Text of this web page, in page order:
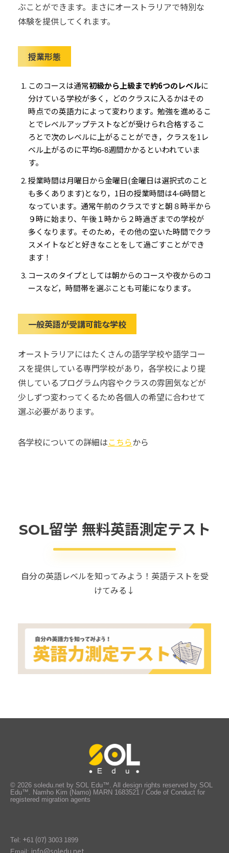
ぶことができます。まさにオーストラリアで特別な
体験を提供してくれます。
授業形態
このコースは通常初級から上級まで約6つのレベルに
分けている学校が多く，どのクラスに入るかはその
時点での英語力によって変わります。勉強を進めるこ
とでレベルアップテストなどが受けられ合格するこ
ろとで次のレベルに上がることができ，クラスを1レ
ベル上がるのに平均6-8週間かかるといわれていま
す。
授業時間は月曜日から金曜日(金曜日は選択式のこと
も多くあります)となり，1日の授業時間は4-6時間と
なっています。 通常午前のクラスですと朝８時半から
９時に始まり、午後１時から２時過ぎまでの学校が
多くなります。そのため，その他の空いた時間でクラ
スメイトなどと好きなことをして過ごすことができ
ます！
コースのタイプとしては朝からのコースや夜からのコ
ースなど，時間帯を選ぶことも可能になります。
一般英語が受講可能な学校
オーストラリアにはたくさんの語学学校や語学コー
スを提供している専門学校があり，各学校により提
供しているプログラム内容やクラスの雰囲気などが
少しずつ変わってくるため各個人の希望に合わせて
選ぶ必要があります。
各学校についての詳細はこちらから
SOL留学 無料英語測定テスト
自分の英語レベルを知ってみよう！英語テストを受
けてみる↓
© 2026 soledu.net by SOL Edu™. All design rights reserved by SOL
Edu™. Namho Kim (Namo) MARN 1683521 / Code of Conduct for
registered migration agents
Tel: +61 (07) 3003 1899